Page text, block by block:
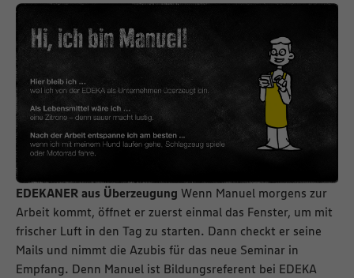
EDEKANER aus Überzeugung Wenn Manuel morgens zur
Arbeit kommt, öffnet er zuerst einmal das Fenster, um mit
frischer Luft in den Tag zu starten. Dann checkt er seine
Mails und nimmt die Azubis für das neue Seminar in
Empfang. Denn Manuel ist Bildungsreferent bei EDEKA